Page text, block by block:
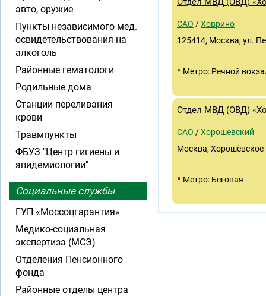
САО /Ховрино
125414, Москва, ул.
• Метро: Речной
Отдел МВД (ОВД)
САО /Хорошевский
Москва, Хорошёвское
• Метро: Беговая
авто, оружие
Пункты независимого мед.
освидетельствования на
алкоголь
Районные гематологи
Родильные дома
Станции переливания
крови
Травмпункты
ФБУЗ "Центр гигиены и
эпидемиологии"
Социальные службы
ГУП «Моссоцгарантия»
Медико-социальная
экспертиза (МСЭ)
Отделения Пенсионного
фонда
Районные отделы центра